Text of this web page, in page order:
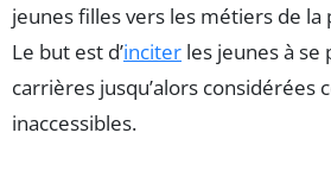
jeunes filles vers les métiers de
Le but est d’inciter les jeunes à
carrières jusqu’alors considérées
inaccessibles.